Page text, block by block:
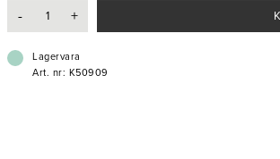
- Hög modell
- Livsmedelsgodkänd
- Tål temperaturer från -20°C till 250°C
- +
Lagervara
Art. nr: K50909